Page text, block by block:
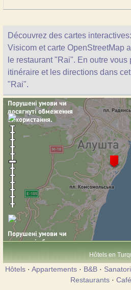
Découvrez des cartes
Visicom et carte OpenStreetMap
le restaurant "Rai". En outre vous
itinéraire et les directions dans
"Rai".
Hôtels en
Hôtels · Appartements · B&B ·
Restaurants ·